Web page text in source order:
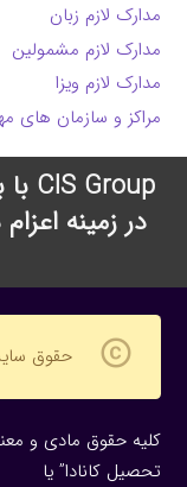
مدارک لازم زبان
مدارک لازم مشمولین
مدارک لازم ویزا
مراکز و سازمان های
در زمینه
copyright حقوق
کلیه حقوق مادی و
تحصیل کانادا” یا